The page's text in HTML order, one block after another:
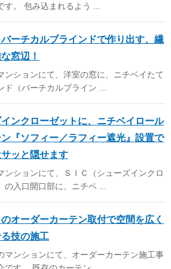
す。 包み込まれるよう ...
ーチカルブラインドで作り出す、繊
窓辺！
ンションにて、洋室の窓に、ニチベイたて
ド（バーチカルブライン ...
ンクローゼットに、ニチベイロール
『ソフィー／ラフィー遮光』設置で
ッと隠せます
ンションにて、ＳＩＣ（シューズインクロ
の入口開口部に、ニチベ ...
オーダーカーテン取付で空間を広く
技の施工
マンションにて、オーダーカーテン施工事